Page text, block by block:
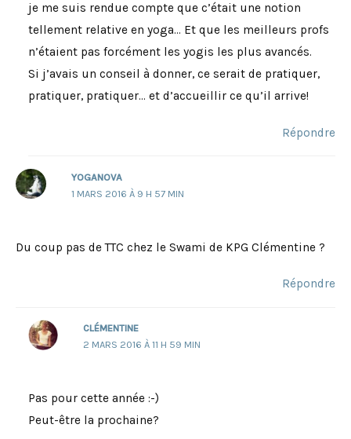
je me suis rendue compte que c’était une notion
tellement relative en yoga… Et que les meilleurs profs
n’étaient pas forcément les yogis les plus avancés.
Si j’avais un conseil à donner, ce serait de pratiquer,
pratiquer, pratiquer… et d’accueillir ce qu’il arrive!
Répondre
YOGANOVA
1 MARS 2016 À 9 H 57 MIN
Du coup pas de TTC chez le Swami de KPG Clémentine ?
Répondre
CLÉMENTINE
2 MARS 2016 À 11 H 59 MIN
Pas pour cette année :-)
Peut-être la prochaine?